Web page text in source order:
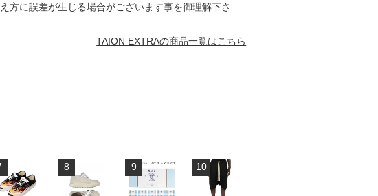
方に誤差が生じる場合がございます事を御理解下さ
TAION EXTRAの商品一覧はこちら
8 9 10